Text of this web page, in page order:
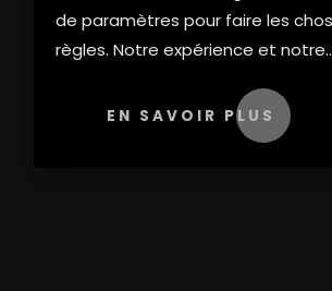
de paramètres pour faire les
règles. Notre expérience et
EN SAVOIR PLUS